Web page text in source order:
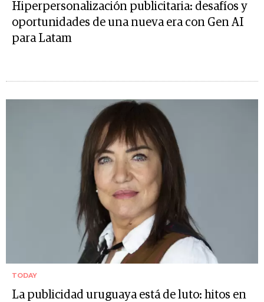
Hiperpersonalización publicitaria: desafíos y
oportunidades de una nueva era con Gen AI
para Latam
TODAY
La publicidad uruguaya está de luto: hitos en